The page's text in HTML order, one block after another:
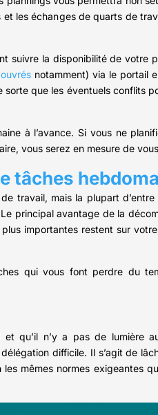
les échanges de quarts de
suivre la disponibilité de votre
notamment) via le portail
que les éventuels conflits
à l’avance. Si vous ne
vous serez en mesure de
tâches
travail, mais la plupart
principal avantage de la
importantes restent sur
qui vous font perdre du
qu’il n’y a pas de lumière
difficile. Il s’agit de
mêmes normes exigeantes